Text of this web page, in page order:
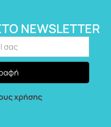
NEWSLETTER
χρήσης